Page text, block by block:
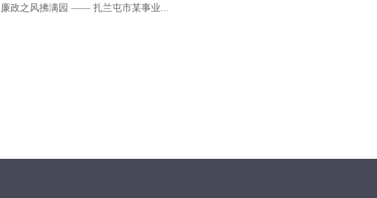
廉政之风拂满园 —— 扎兰屯市某事业...